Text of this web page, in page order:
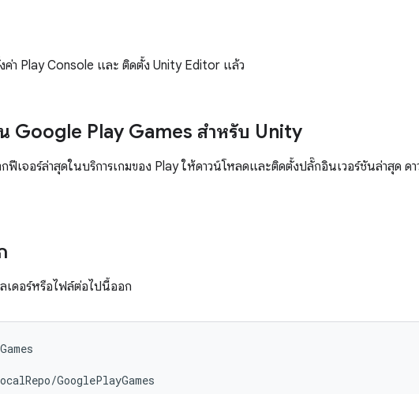
ค่า Play Console และ ติดตั้ง Unity Editor แล้ว
Google Play Games สำหรับ Unity
ฟีเจอร์ล่าสุดในบริการเกมของ Play ให้ดาวน์โหลดและติดตั้งปลั๊กอินเวอร์ชันล่าสุด ด
เดอร์หรือไฟล์ต่อไปนี้ออก
GooglePlayGames